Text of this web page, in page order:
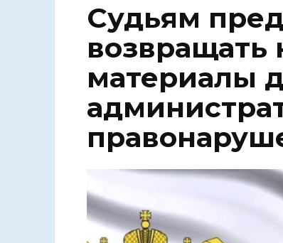
Судьям
возвращать
материалы